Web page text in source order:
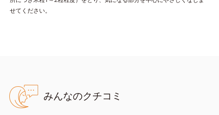
●チャエキス*3=植物性保湿成分
●保水型コラーゲン*4＝肌にうるおいとハリを与える保湿成分
せてください。
みんなのクチコミ